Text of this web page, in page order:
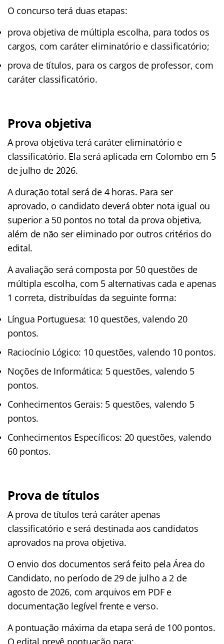
O concurso terá duas etapas:
prova objetiva de múltipla escolha, para todos os
cargos, com caráter eliminatório e classificatório;
prova de títulos, para os cargos de professor, com
caráter classificatório.
Prova objetiva
A prova objetiva terá caráter eliminatório e
classificatório. Ela será aplicada em Colombo em 5
de julho de 2026.
A duração total será de 4 horas. Para ser
aprovado, o candidato deverá obter nota igual ou
superior a 50 pontos no total da prova objetiva,
além de não ser eliminado por outros critérios do
edital.
A avaliação será composta por 50 questões de
múltipla escolha, com 5 alternativas cada e apenas
1 correta, distribuídas da seguinte forma:
Língua Portuguesa: 10 questões, valendo 20
pontos.
Raciocínio Lógico: 10 questões, valendo 10 pontos.
Noções de Informática: 5 questões, valendo 5
pontos.
Conhecimentos Gerais: 5 questões, valendo 5
pontos.
Conhecimentos Específicos: 20 questões, valendo
60 pontos.
Prova de títulos
A prova de títulos terá caráter apenas
classificatório e será destinada aos candidatos
aprovados na prova objetiva.
O envio dos documentos será feito pela Área do
Candidato, no período de 29 de julho a 2 de
agosto de 2026, com arquivos em PDF e
documentação legível frente e verso.
A pontuação máxima da etapa será de 100 pontos.
O edital prevê pontuação para: